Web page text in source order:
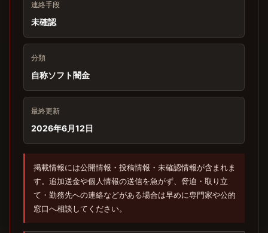
連絡手段
未確認
分類
自称ソフト闇金
最終更新
2026年6月12日
掲載情報には公開情報・投稿情報・未確認情報が含まれま
す。追加送金や個人情報の送信を急がず、脅迫・取り立
て・勤務先への連絡などがある場合は早めに専門家や公的
窓口へ相談してください。